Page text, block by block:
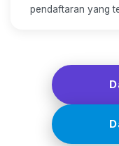
pendaftaran yang